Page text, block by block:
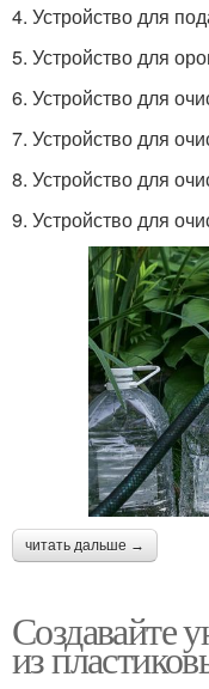
4. Устройство для
5. Устройство для
6. Устройство для
7. Устройство для
8. Устройство для
9. Устройство для
читать дальше →
Создавайте
из